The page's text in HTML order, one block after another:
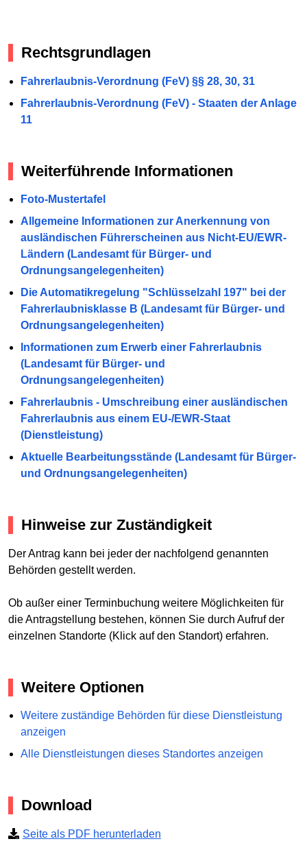
Rechtsgrundlagen
Fahrerlaubnis-Verordnung (FeV) §§ 28, 30, 31
Fahrerlaubnis-Verordnung (FeV) - Staaten der Anlage
11
Weiterführende Informationen
Foto-Mustertafel
Allgemeine Informationen zur Anerkennung von
ausländischen Führerscheinen aus Nicht-EU/EWR-
Ländern (Landesamt für Bürger- und
Ordnungsangelegenheiten)
Die Automatikregelung "Schlüsselzahl 197" bei der
Fahrerlaubnisklasse B (Landesamt für Bürger- und
Ordnungsangelegenheiten)
Informationen zum Erwerb einer Fahrerlaubnis
(Landesamt für Bürger- und
Ordnungsangelegenheiten)
Fahrerlaubnis - Umschreibung einer ausländischen
Fahrerlaubnis aus einem EU-/EWR-Staat
(Dienstleistung)
Aktuelle Bearbeitungsstände (Landesamt für Bürger-
und Ordnungsangelegenheiten)
Hinweise zur Zuständigkeit
Der Antrag kann bei jeder der nachfolgend genannten
Behörden gestellt werden.
Ob außer einer Terminbuchung weitere Möglichkeiten für
die Antragstellung bestehen, können Sie durch Aufruf der
einzelnen Standorte (Klick auf den Standort) erfahren.
Weitere Optionen
Weitere zuständige Behörden für diese Dienstleistung
anzeigen
Alle Dienstleistungen dieses Standortes anzeigen
Download
Seite als PDF herunterladen